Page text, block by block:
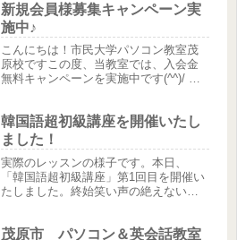
やお孫さんにも簡単にお小遣いを送る
ことができますよ(^^...
新規会員様募集キャンペーン実
施中♪
こんにちは！市民大学パソコン教室茂
原校ですこの度、当教室では、入会金
無料キャンペーンを実施中です(^^)/ キ
利用いただけます。 キャンペーン期間
は 2023年９月1日...
韓国語超初級講座を開催いたし
ました！
実際のレッスンの様子です。本日、
「韓国語超初級講座」第1回目を開催い
たしました。終始笑い声の絶えない、
ス開校予定！！お気軽にお問合せ下さ
茂原市 パソコン＆英会話教室